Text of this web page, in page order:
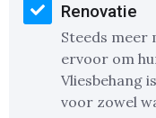
Renovatie
Steeds meer
ervoor om
Vliesbehang
voor zowel